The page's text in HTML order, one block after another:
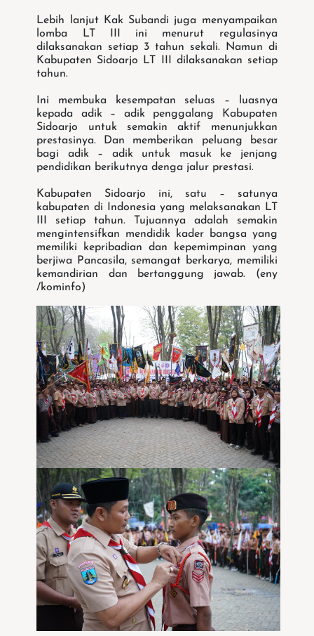
Lebih lanjut Kak Subandi juga menyampaikan
lomba LT III ini menurut regulasinya
dilaksanakan setiap 3 tahun sekali. Namun di
Kabupaten Sidoarjo LT III dilaksanakan setiap
tahun.
Ini membuka kesempatan seluas – luasnya
kepada adik – adik penggalang Kabupaten
Sidoarjo untuk semakin aktif menunjukkan
prestasinya. Dan memberikan peluang besar
bagi adik – adik untuk masuk ke jenjang
pendidikan berikutnya denga jalur prestasi.
Kabupaten Sidoarjo ini, satu – satunya
kabupaten di Indonesia yang melaksanakan LT
III setiap tahun. Tujuannya adalah semakin
mengintensifkan mendidik kader bangsa yang
memiliki kepribadian dan kepemimpinan yang
berjiwa Pancasila, semangat berkarya, memiliki
kemandirian dan bertanggung jawab. (eny
/kominfo)